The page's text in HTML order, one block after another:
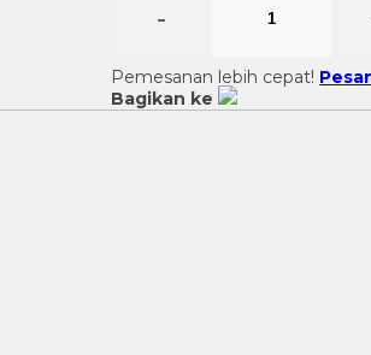
-
Pemesanan lebih cepat!
Bagikan ke